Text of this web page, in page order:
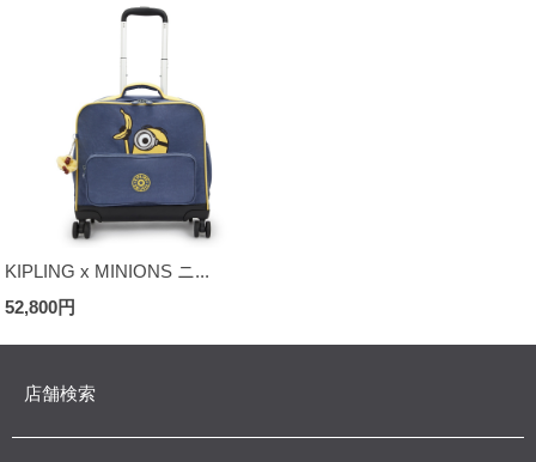
KIPLING x MINIONS ニ...
52,800円
店舗検索